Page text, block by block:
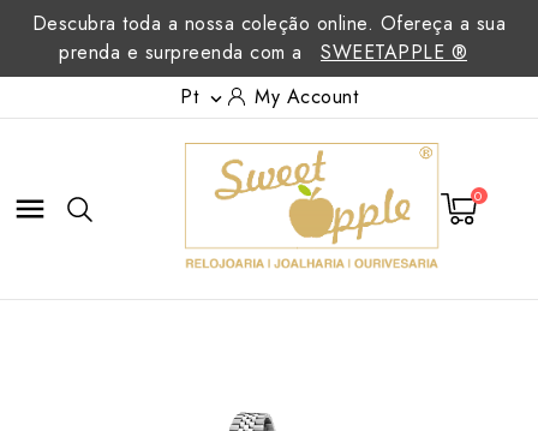
Descubra toda a nossa coleção online. Ofereça a sua
prenda e surpreenda com a
SWEETAPPLE ®
Pt  My Account
 0